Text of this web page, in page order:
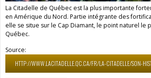
La Citadelle de Québec est la plus importante
en Amérique du Nord. Partie intégrante des
elle se situe sur le Cap Diamant, le point naturel le
Québec.
Source:
HTTP://WWW.LACITADELLE.QC.CA/FR/LA-CITADELLE/SON-